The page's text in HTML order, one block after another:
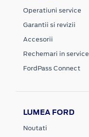
Operatiuni service
Garantii si revizii
Accesorii
Rechemari in service
FordPass Connect
LUMEA FORD
Noutati